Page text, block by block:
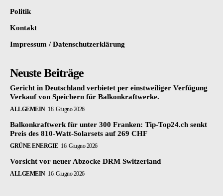
Politik
Kontakt
Impressum / Datenschutzerklärung
Neuste Beiträge
Gericht in Deutschland verbietet per einstweiliger Verfügung
Verkauf von Speichern für Balkonkraftwerke.
ALLGEMEIN 18. Giugno 2026
Balkonkraftwerk für unter 300 Franken: Tip-Top24.ch senkt
Preis des 810-Watt-Solarsets auf 269 CHF
GRÜNE ENERGIE 16. Giugno 2026
Vorsicht vor neuer Abzocke DRM Switzerland
ALLGEMEIN 16. Giugno 2026